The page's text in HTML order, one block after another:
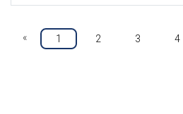
« 1 2 3 4